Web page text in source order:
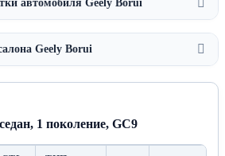
автомобиля Geely Borui
Geely Borui
1 поколение, GC9